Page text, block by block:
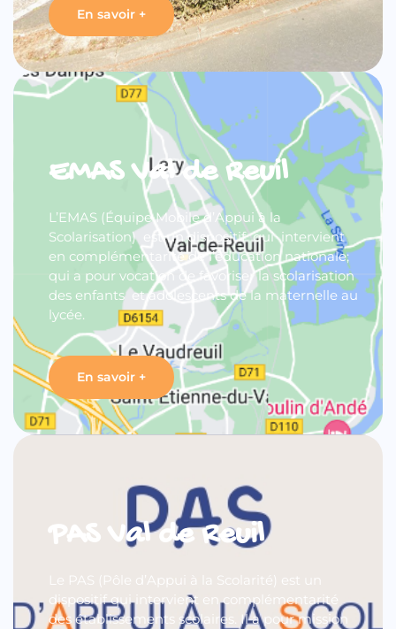
En savoir +
EMAS Val de Reuil
L’EMAS (Équipe Mobile d’Appui à la
Scolarisation) est un dispositif qui intervient
en complémentarité de l’éducation nationale;
qui a pour vocation de favoriser la scolarisation
des enfants et adolescents de la maternelle au
lycée.
En savoir +
PAS Val de Reuil
Le PAS (Pôle d’Appui à la Scolarité) est un
dispositif qui intervient en complémentarité
des établissements scolaires. Il a pour mission